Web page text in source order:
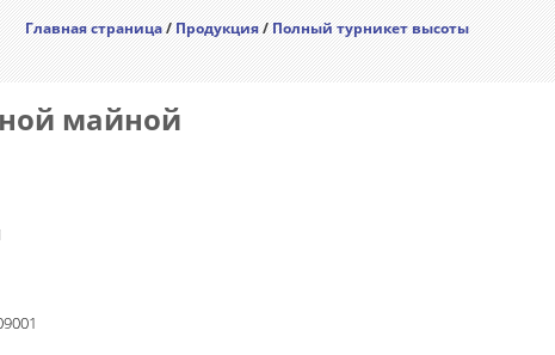
Главная страница/Продукция/Полный турникет высоты
майной